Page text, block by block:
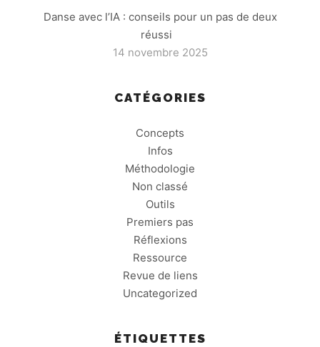
Danse avec l’IA : conseils pour un pas de deux
réussi
14 novembre 2025
CATÉGORIES
Concepts
Infos
Méthodologie
Non classé
Outils
Premiers pas
Réflexions
Ressource
Revue de liens
Uncategorized
ÉTIQUETTES